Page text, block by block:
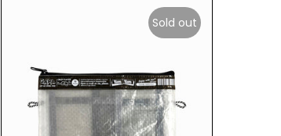
Sold out